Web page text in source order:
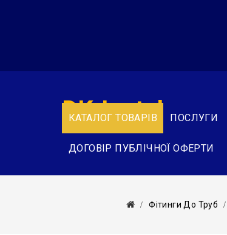
КАТАЛОГ ТОВАРІВ ПОСЛУГИ
ДОГОВІР ПУБЛІЧНОЇ ОФЕРТИ
DK-Instal
Фітинги До Труб